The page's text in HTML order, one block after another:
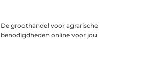
De groothandel voor agrarische
benodigdheden online voor jou